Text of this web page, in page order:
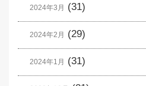
2024年3月 (31)
2024年2月 (29)
2024年1月 (31)